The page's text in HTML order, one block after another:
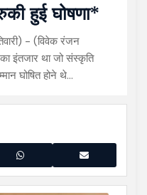
हुई घोषणा*
- (विवेक रंजन
इंतजार था जो संस्कृति
घोषित होने थे…